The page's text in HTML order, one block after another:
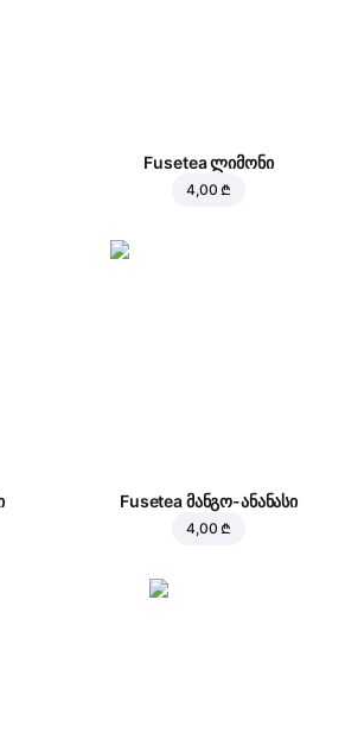
Fusetea ლიმონი
4,00 ₾
Fusetea მანგო-ანანასი
4,00 ₾